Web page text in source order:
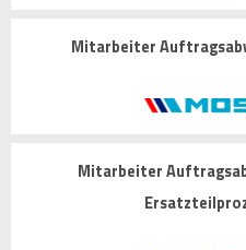
Mitarbeiter
Mitarbeiter